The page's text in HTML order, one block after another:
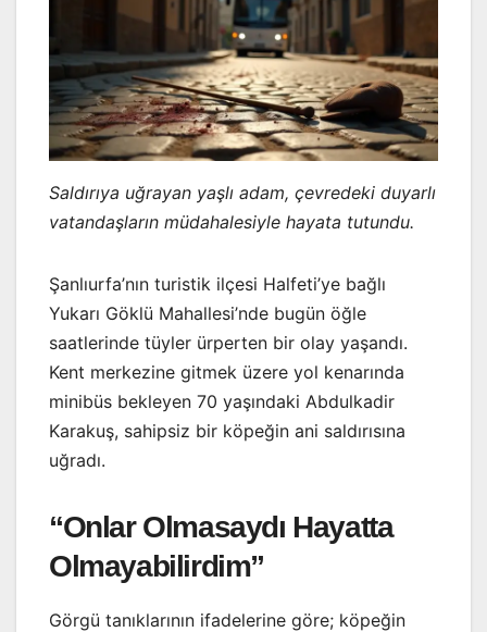
Saldırıya uğrayan yaşlı adam, çevredeki duyarlı
vatandaşların müdahalesiyle hayata tutundu.
Şanlıurfa’nın turistik ilçesi Halfeti’ye bağlı
Yukarı Göklü Mahallesi’nde bugün öğle
saatlerinde tüyler ürperten bir olay yaşandı.
Kent merkezine gitmek üzere yol kenarında
minibüs bekleyen 70 yaşındaki Abdulkadir
Karakuş, sahipsiz bir köpeğin ani saldırısına
uğradı.
“Onlar Olmasaydı Hayatta
Olmayabilirdim”
Görgü tanıklarının ifadelerine göre; köpeğin